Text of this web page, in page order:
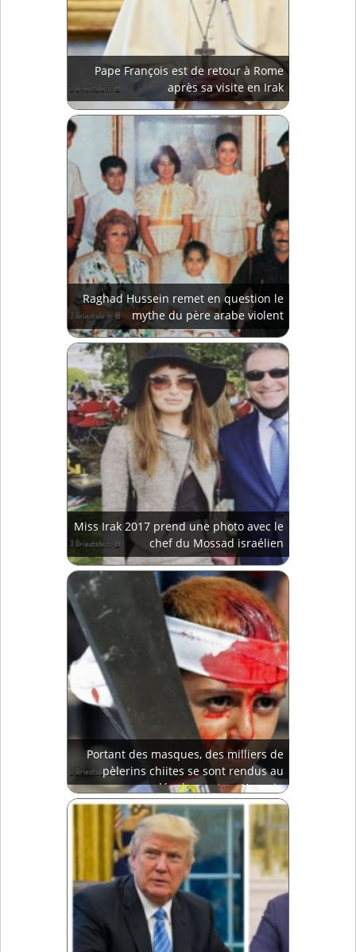
Pape François est de retour à Rome
après sa visite en Irak
Raghad Hussein remet en question le
mythe du père arabe violent
Miss Irak 2017 prend une photo avec le
chef du Mossad israélien
Portant des masques, des milliers de
pèlerins chiites se sont rendus au
mausolée du martyre Hussein